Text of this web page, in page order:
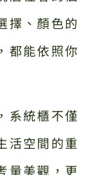
擇、顏色的
都能依照你
系統櫃不僅
活空間的重
量美觀，更